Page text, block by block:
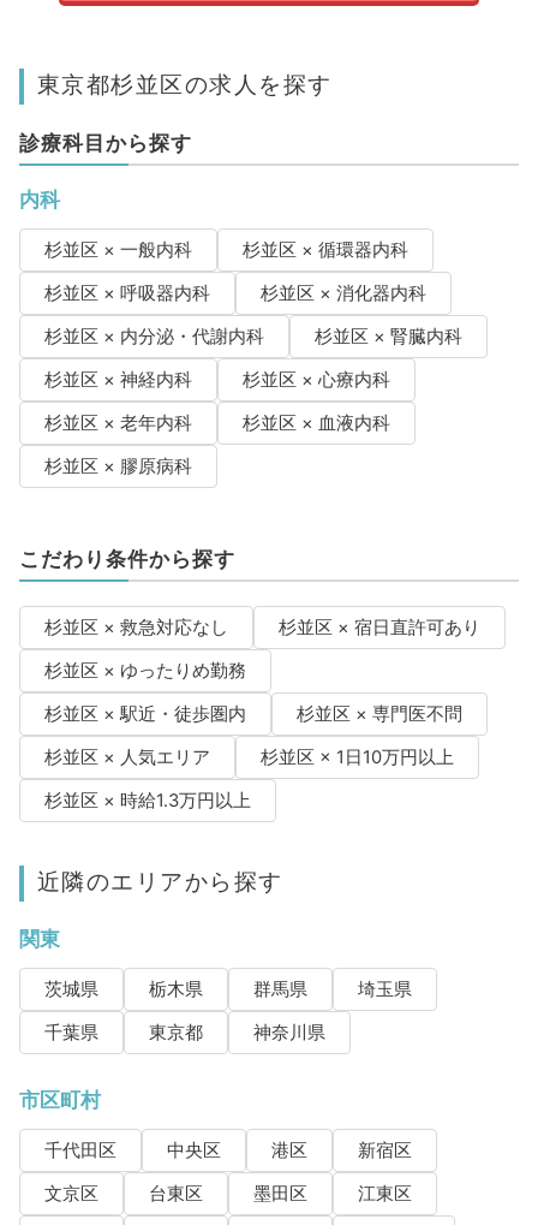
東京都杉並区の求人を探す
診療科目から探す
内科
杉並区 × 一般内科
杉並区 × 循環器内科
杉並区 × 呼吸器内科
杉並区 × 消化器内科
杉並区 × 内分泌・代謝内科
杉並区 × 腎臓内科
杉並区 × 神経内科
杉並区 × 心療内科
杉並区 × 老年内科
杉並区 × 血液内科
杉並区 × 膠原病科
こだわり条件から探す
杉並区 × 救急対応なし
杉並区 × 宿日直許可あり
杉並区 × ゆったりめ勤務
杉並区 × 駅近・徒歩圏内
杉並区 × 専門医不問
杉並区 × 人気エリア
杉並区 × 1日10万円以上
杉並区 × 時給1.3万円以上
近隣のエリアから探す
関東
茨城県 栃木県 群馬県
埼玉県
千葉県
東京都 神奈川県
市区町村
千代田区 中央区 港区
新宿区
文京区
台東区 墨田区
江東区